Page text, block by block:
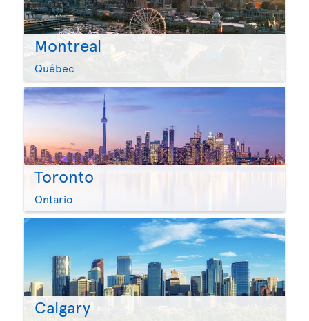
Montreal
Québec
Toronto
Ontario
Calgary